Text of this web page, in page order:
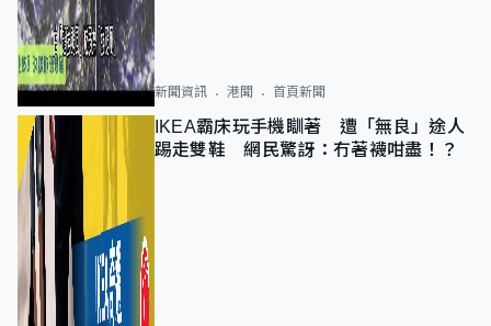
新聞資訊 港聞 首頁新聞
IKEA霸床玩手機瞓著 遭「無良」途人
踢走雙鞋 網民驚訝：冇著襪咁盡！？